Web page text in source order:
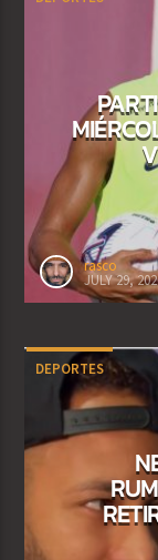
rasco
JULY 29,
DEPORTES